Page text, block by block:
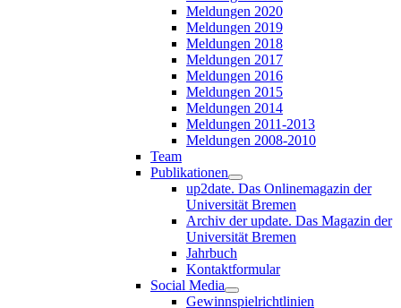
Meldungen 2020
Meldungen 2019
Meldungen 2018
Meldungen 2017
Meldungen 2016
Meldungen 2015
Meldungen 2014
Meldungen 2011-2013
Meldungen 2008-2010
Team
Publikationen
up2date. Das Onlinemagazin der
Universität Bremen
Archiv der update. Das Magazin der
Universität Bremen
Jahrbuch
Kontaktformular
Social Media
Gewinnspielrichtlinien